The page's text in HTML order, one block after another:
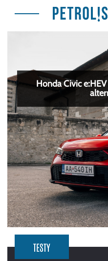
Honda Civic
TESTY